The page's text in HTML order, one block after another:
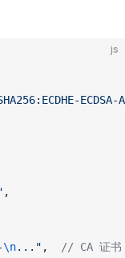
js
ECDSA-
,
\n..." ,
// CA 证书